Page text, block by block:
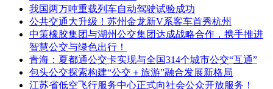
我国两万吨重载列车自动驾驶试验成功
公共交通大升级！苏州金龙新V系客车首秀杭州
中策橡胶集团与湖州公交集团达成战略合作，携手推进
智慧公交与绿色出行！
青海：夏都通公交卡实现与全国314个城市公交“互通”
包头公交探索构建“公交＋旅游”融合发展新格局
江苏省低空飞行服务中心正式向社会公众开放服务！